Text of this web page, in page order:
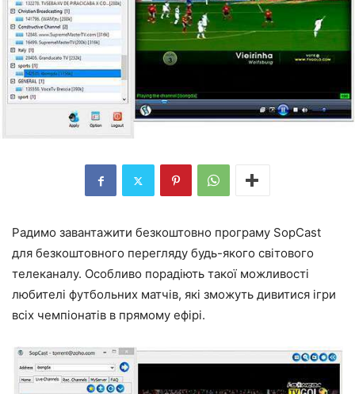
Радимо завантажити безкоштовно програму SopCast
для безкоштовного перегляду будь-якого світового
телеканалу. Особливо порадіють такої можливості
любителі футбольних матчів, які зможуть дивитися ігри
всіх чемпіонатів в прямому ефірі.